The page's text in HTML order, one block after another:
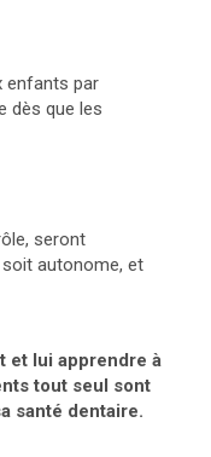
enfants par
dès que les
seront
soit autonome, et
et lui apprendre à
tout seul sont
santé dentaire.